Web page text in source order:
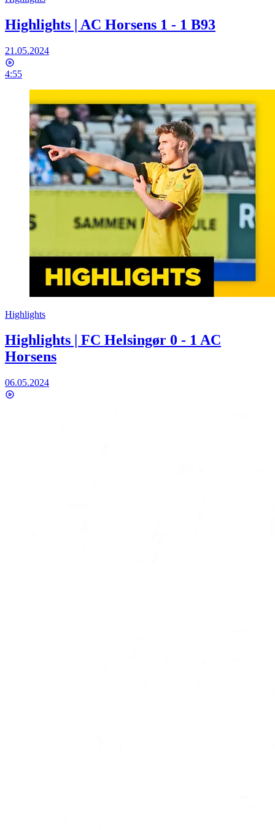
Highlights | AC Horsens 1 - 1 B93
21.05.2024
4:55
Highlights
Highlights | FC Helsingør 0 - 1 AC
Horsens
06.05.2024